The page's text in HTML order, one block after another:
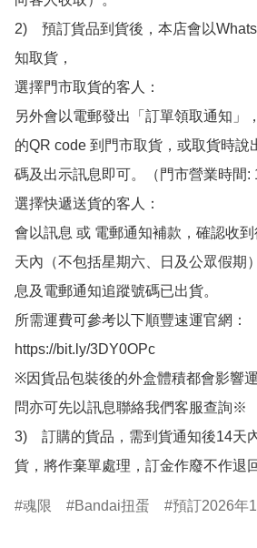
2)　預訂貨品到貨後，本店會以
知取貨，
選擇門市取貨的客人：
另外會以電郵發出「訂單領取通知」
的QR code 到門市取貨，或取貨時說
碼及出示訊息即可。（門市營業時間:
選擇快遞送貨的客人：
會以訊息 或 電郵通知補款，確認收
天內（不包括星期六、日及公眾假期
息及電郵通知追蹤號碼已出貨。
所需運費可參考以下順豐速運官網：
https://bit.ly/3DY0OPc
※因貨品包裝後的外盒體積都會影響
問亦可先以訊息聯絡我們客服查詢※
3)　訂購的貨品，需到貨通知後14天
貨，將作棄單處理，訂金作廢不作退
魂限 Bandai扭蛋 預訂2026年